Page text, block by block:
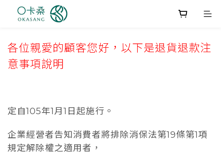
各位親愛的顧客您好，以下是退貨退款注
意事項說明
定自105年1月1日起施行。
企業經營者告知消費者將排除消保法第19條第1項
規定解除權之適用者，